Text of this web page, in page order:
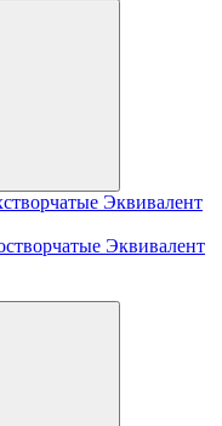
Эквивалент
Эквивалент